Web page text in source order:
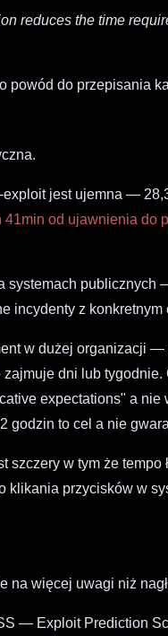
reduces the time
powód do przepisania
exploit jest ujemna —
41min od ujawnienia do
systemach publicznych
incydenty z konkretnym
w dużej organizacji —
dni lub tygodnie.
expectations" a nie
godzin to cel a nie
szczery w tym że tempo
klikania przycisków w
na więcej uwagi niż
— Exploit Prediction